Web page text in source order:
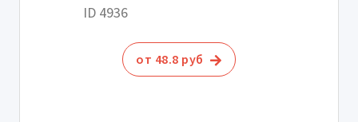
ID 4936
от 48.8 руб